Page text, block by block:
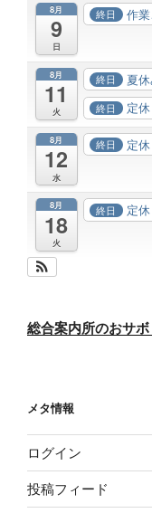
8月
9
日
終日 作
8月
11
火
終日 夏
終日 定
8月
12
水
終日 定
8月
18
火
終日 定
総合案内所のおサ
メタ情報
ログイン
投稿フィード